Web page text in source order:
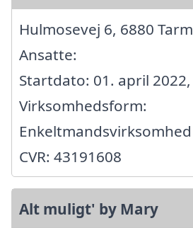
Hulmosevej 6, 6880 Tarm
Ansatte:
Startdato: 01. april 2022,
Virksomhedsform:
Enkeltmandsvirksomhed
CVR: 43191608
Alt muligt' by Mary